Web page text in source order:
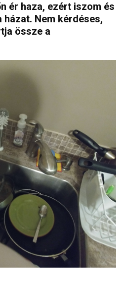
ér haza, ezért iszom és
Nem kérdéses,
össze a